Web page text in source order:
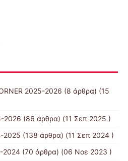
2025-2026 (8 άρθρα) (15
2026 (86 άρθρα) (11 Σεπ 2025 )
2025 (138 άρθρα) (11 Σεπ 2024 )
2024 (70 άρθρα) (06 Νοε 2023 )